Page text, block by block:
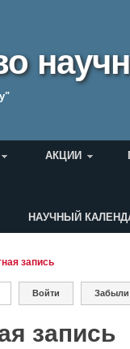
менюАКЦИИ
НАУЧНЫЙ
запись
вкладки
(активная вкладка)
Войти
запись